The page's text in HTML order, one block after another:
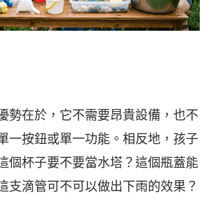
勢在於，它不需要昂貴設備，也不
一按鈕或單一功能。相反地，孩子
個杯子要不要當水塔？這個瓶蓋能
支滴管可不可以做出下雨的效果？